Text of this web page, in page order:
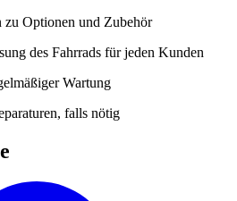
zu Optionen und Zubehör
des Fahrrads für jeden Kunden
Wartung
falls nötig